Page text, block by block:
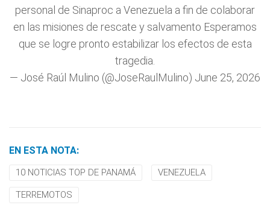
personal de Sinaproc a Venezuela a fin de colaborar
en las misiones de rescate y salvamento Esperamos
que se logre pronto estabilizar los efectos de esta
tragedia.
— José Raúl Mulino (@JoseRaulMulino) June 25, 2026
EN ESTA NOTA:
10 NOTICIAS TOP DE PANAMÁ VENEZUELA
TERREMOTOS